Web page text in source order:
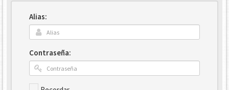
Alias:
Contraseña: